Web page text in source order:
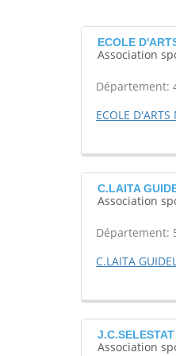
ECOLE
Association
Département:
ECOLE
C.LAITA
Association
Département:
C.LAITA
Association